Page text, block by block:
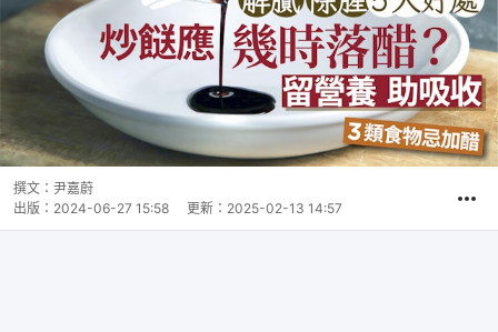
撰文： 尹嘉蔚
出版： 2024-06-27 15:58 更新： 2025-02-13 14:57